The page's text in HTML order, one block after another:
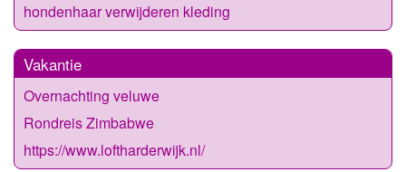
hondenhaar verwijderen kleding
Vakantie
Overnachting veluwe
Rondreis Zimbabwe
https://www.loftharderwijk.nl/